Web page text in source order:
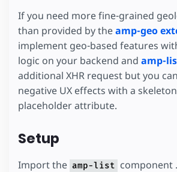
If you need more fine-grained
than provided by theamp-geo
implement geo-based features
logic on your backend and amp-
additional XHR request but you
negative UX effects with a
placeholder attribute.
Setup
Import the amp-list component